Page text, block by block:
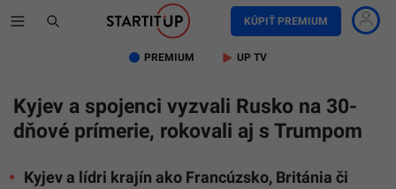
KÚPIŤ PREMIUM
PREMIUM UP TV
Kyjev a spojenci vyzvali Rusko na 30-
dňové prímerie, rokovali aj s Trumpom
Kyjev a lídri krajín ako Francúzsko, Británia či